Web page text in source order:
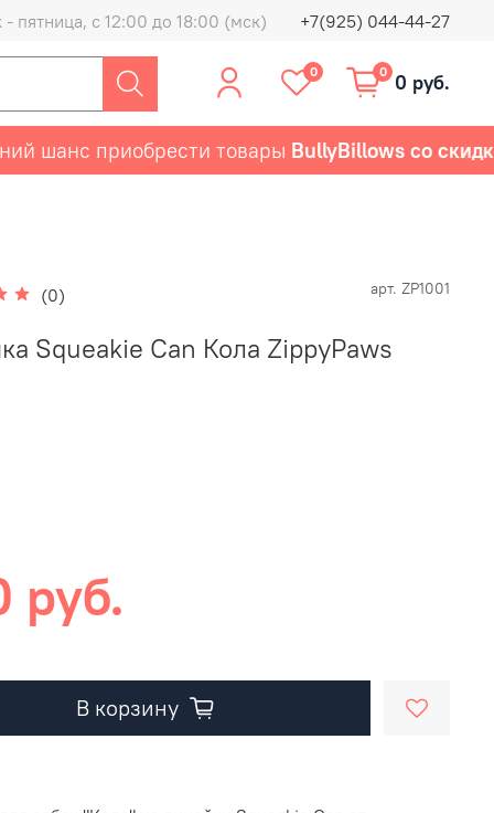
пятница, с 12:00 до 18:00 (мск) +7(925) 044-44-27
0 0 0 руб.
приобрести товарыBullyBillows со скидкой
(0) арт. ZP1001
Squeakie Can Кола ZippyPaws
руб.
В корзину